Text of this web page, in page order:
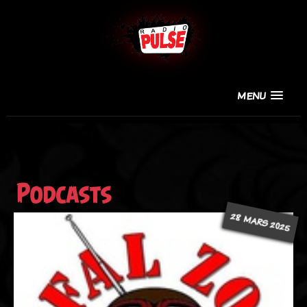
MENU
Podcasts
28 MARS 2025